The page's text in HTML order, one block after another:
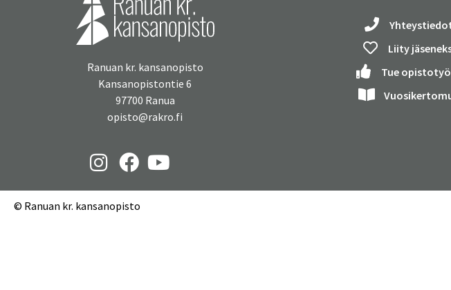
Ranuan kr. kansanopisto
Kansanopistontie 6
97700 Ranua
opisto@rakro.fi
Liity
Tue
© Ranuan kr. kansanopisto